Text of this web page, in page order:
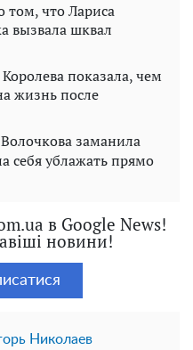
том, что Лариса
вызвала шквал
показала, чем
жизнь после
заманила
себя ублажать прямо
в Google News!
новини!
Николаев